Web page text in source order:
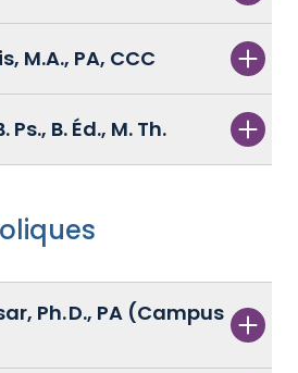
M.A., PA, CCC
B. Éd., M. Th.
Ph. D., PA (Campus